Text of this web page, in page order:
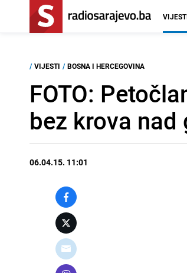
/ VIJESTI / BOSNA I HERCEGOVINA
FOTO:
bez krova nad
06.04.15. 11:01